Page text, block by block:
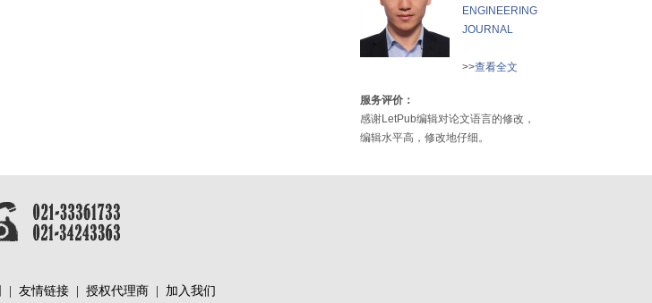
ENGINEERING
JOURNAL
>>查看全文
服务评价：
感谢LetPub编辑对论文语言的修改，
编辑水平高，修改地仔细。
友情链接 授权代理商 加入我们